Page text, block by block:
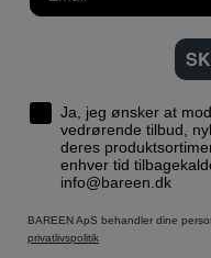
Ja, jeg ønsker at
vedrørende tilbud,
deres produktsortiment via email.
enhver tid
info@bareen.dk
BAREEN ApS behandler dine
privatlivspolitik